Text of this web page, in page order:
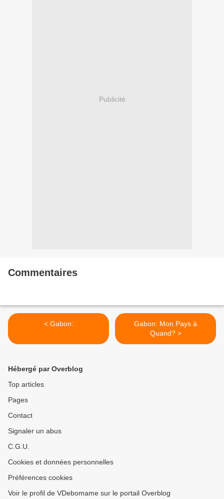
Publicité
Commentaires
< Gabon:
Gabon: Mon Pays à
Quand? >
Hébergé par Overblog
Top articles
Pages
Contact
Signaler un abus
C.G.U.
Cookies et données personnelles
Préférences cookies
Voir le profil de VDebomame sur le portail Overblog